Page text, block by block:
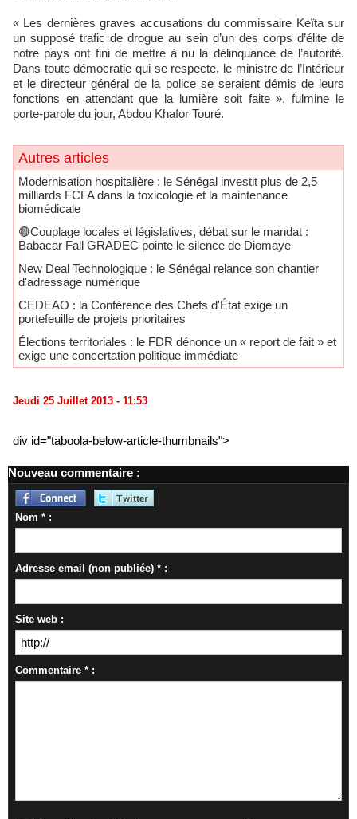
« Les dernières graves accusations du commissaire Keïta sur
un supposé trafic de drogue au sein d’un des corps d’élite de
notre pays ont fini de mettre à nu la délinquance de l’autorité.
Dans toute démocratie qui se respecte, le ministre de l’Intérieur
et le directeur général de la police se seraient démis de leurs
fonctions en attendant que la lumière soit faite », fulmine le
porte-parole du jour, Abdou Khafor Touré.
Autres articles
Modernisation hospitalière : le Sénégal investit plus de 2,5
milliards FCFA dans la toxicologie et la maintenance
biomédicale
🔴Couplage locales et législatives, débat sur le mandat :
Babacar Fall GRADEC pointe le silence de Diomaye
New Deal Technologique : le Sénégal relance son chantier
d'adressage numérique
CEDEAO : la Conférence des Chefs d'État exige un
portefeuille de projets prioritaires
Élections territoriales : le FDR dénonce un « report de fait » et
exige une concertation politique immédiate
Jeudi 25 Juillet 2013 - 11:53
div id="taboola-below-article-thumbnails">
Nouveau commentaire :
Nom * :
Adresse email (non publiée) * :
Site web :
Commentaire * :